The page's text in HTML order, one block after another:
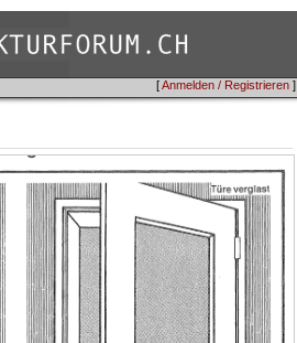
[Anmelden / Registrieren ]